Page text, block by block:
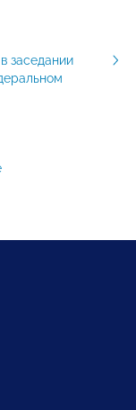
заседании